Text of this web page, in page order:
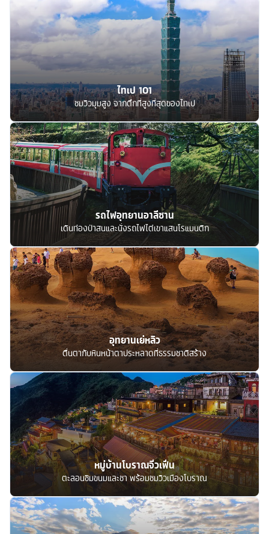
ไทเป 101
ชมวิวมุมสูง จากตึกที่สูงที่สุดของไทเป
รถไฟอุทยานอาลีซาน
เดินท่องป่าสนและนั่งรถไฟไต่เขาแสนโรแมนติก
อุทยานเย่หลิว
ตื่นตากับหินหน้าตาประหลาดที่ธรรมชาติสร้าง
หมู่บ้านโบราณจิ่วเฟิ่น
ตะลอนชิมขนมและชา พร้อมชมวิวเมืองโบราณ